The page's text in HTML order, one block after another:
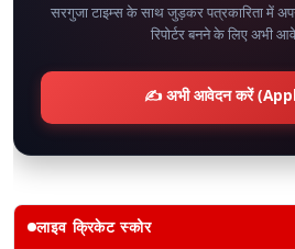
सरगुजा टाइम्स के साथ जुड़कर पत्रकारिता में
रिपोर्टर बनने के लिए अभी
✍️ अभी आवेदन करें
लाइव क्रिकेट स्कोर